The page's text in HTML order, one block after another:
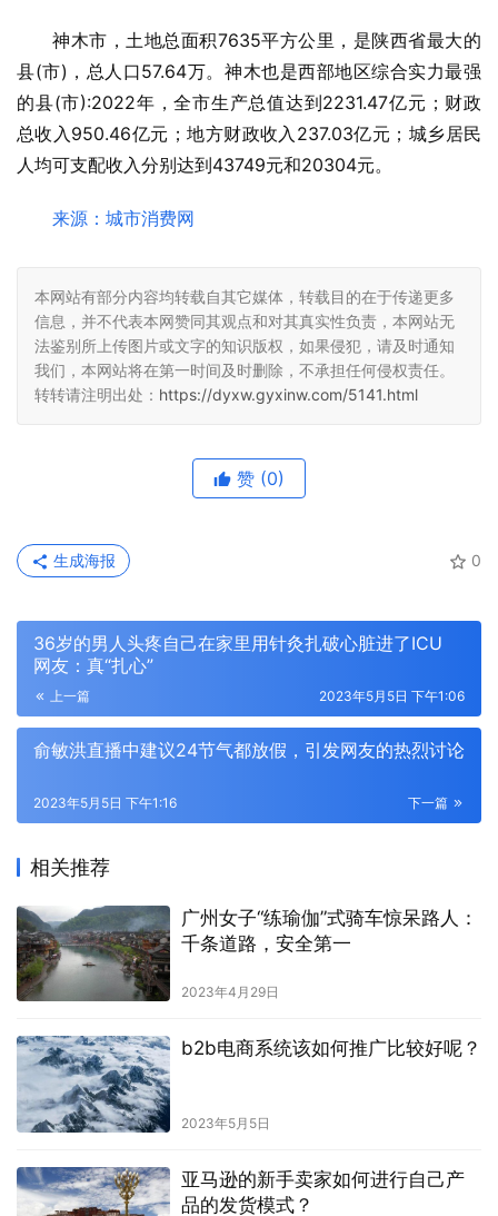
神木市，土地总面积7635平方公里，是陕西省最大的
县(市)，总人口57.64万。神木也是西部地区综合实力最强
的县(市):2022年，全市生产总值达到2231.47亿元；财政
总收入950.46亿元；地方财政收入237.03亿元；城乡居民
人均可支配收入分别达到43749元和20304元。
来源：城市消费网
本网站有部分内容均转载自其它媒体，转载目的在于传递更多
信息，并不代表本网赞同其观点和对其真实性负责，本网站无
法鉴别所上传图片或文字的知识版权，如果侵犯，请及时通知
我们，本网站将在第一时间及时删除，不承担任何侵权责任。
转转请注明出处： https://dyxw.gyxinw.com/5141.html
赞 (0)
0
生成海报
36岁的男人头疼自己在家里用针灸扎破心脏进了ICU
网友：真“扎心”
上一篇 2023年5月5日 下午1:06
俞敏洪直播中建议24节气都放假，引发网友的热烈讨论
下一篇
2023年5月5日 下午1:16
相关推荐
广州女子“练瑜伽”式骑车惊呆路人：
千条道路，安全第一
2023年4月29日
b2b电商系统该如何推广比较好呢？
2023年5月5日
亚马逊的新手卖家如何进行自己产
品的发货模式？